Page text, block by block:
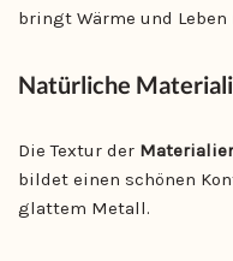
bringt Wärme und Leben
Natürliche
Die Textur der
bildet einen schönen
glattem Metall.